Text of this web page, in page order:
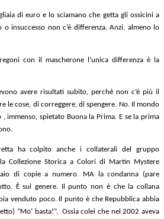
di euro e lo sciamano che getta gli ossicini a
insuccesso non c’è differenza. Anzi, almeno lo
con il mascherone l’unica differenza è la
avere risultati subito, perché non c’è più il
le cose, di correggere, di spengere. No. Il mondo
, immenso, spietato Buona la Prima. E se la prima
ha colpito anche i collaterali del gruppo
la Collezione Storica a Colori di Martin Mystere
di copie a numero. MA la condanna (pare
È sul genere. Il punto non è che la collana
venduto poco. Il punto è che Repubblica abbia
“Mo’ basta!”. Ossia colei che nel 2002 aveva